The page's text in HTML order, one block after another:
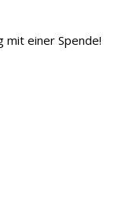
mit einer Spende!